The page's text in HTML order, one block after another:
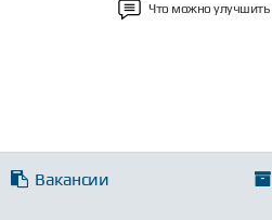
Что можно улучшить
Вакансии